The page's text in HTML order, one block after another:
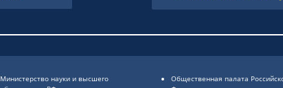
Министерство науки и высшего
Общественная палата